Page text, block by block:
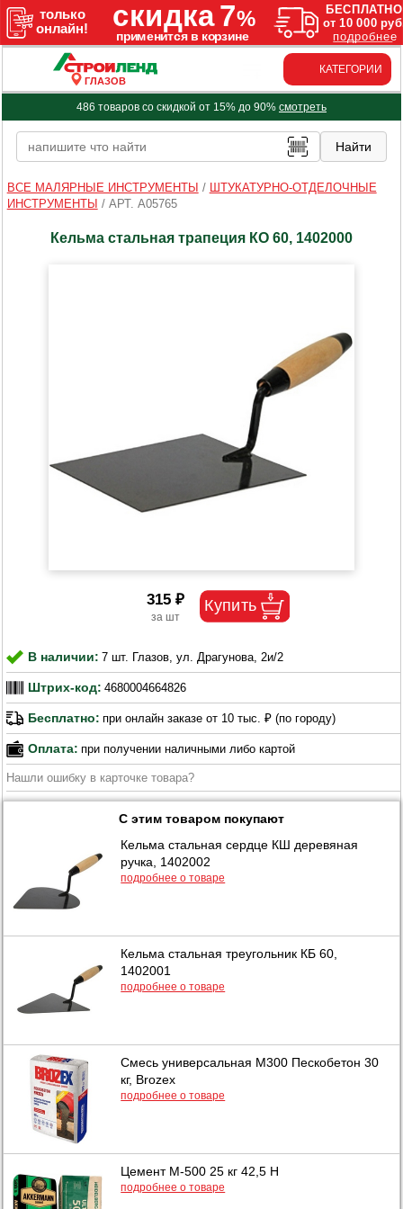
ГЛАЗОВ
КАТЕГОРИИ
486 товаров со скидкой от 15% до 90% смотреть
ВСЕ МАЛЯРНЫЕ ИНСТРУМЕНТЫ /
ШТУКАТУРНО-ОТДЕЛОЧНЫЕ
ИНСТРУМЕНТЫ / АРТ. A05765
Кельма стальная трапеция КО 60, 1402000
315 ₽
В наличии: 7 шт. Глазов, ул. Драгунова, 2и/2
Штрих-код: 4680004664826
Бесплатно: при онлайн заказе от 10 тыс. ₽ (по городу)
Оплата: при получении наличными либо картой
Нашли ошибку в карточке товара?
С этим товаром покупают
Кельма стальная сердце КШ деревяная
ручка, 1402002
подробнее о товаре
Кельма стальная треугольник КБ 60,
1402001
подробнее о товаре
Смесь универсальная М300 Пескобетон 30
кг, Brozex
подробнее о товаре
Цемент М-500 25 кг 42,5 Н
подробнее о товаре